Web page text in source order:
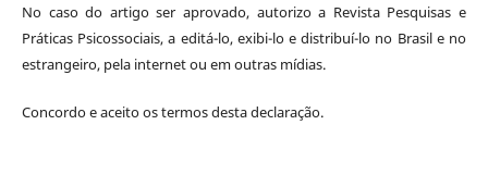
No caso do artigo ser aprovado, autorizo a Revista Pesquisas e
Práticas Psicossociais, a editá-lo, exibi-lo e distribuí-lo no Brasil e no
estrangeiro, pela internet ou em outras mídias.
Concordo e aceito os termos desta declaração.